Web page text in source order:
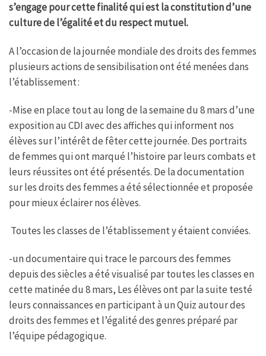
s’engage pour cette finalité qui est la constitution d’une
culture de l’égalité et du respect mutuel.
A l’occasion de la journée mondiale des droits des femmes
plusieurs actions de sensibilisation ont été menées dans
l’établissement :
-Mise en place tout au long de la semaine du 8 mars d’une
exposition au CDI avec des affiches qui informent nos
élèves sur l’intérêt de fêter cette journée. Des portraits
de femmes qui ont marqué l’histoire par leurs combats et
leurs réussites ont été présentés. De la documentation
sur les droits des femmes a été sélectionnée et proposée
pour mieux éclairer nos élèves.
Toutes les classes de l’établissement y étaient conviées.
-un documentaire qui trace le parcours des femmes
depuis des siècles a été visualisé par toutes les classes en
cette matinée du 8 mars, Les élèves ont par la suite testé
leurs connaissances en participant à un Quiz autour des
droits des femmes et l’égalité des genres préparé par
l’équipe pédagogique.